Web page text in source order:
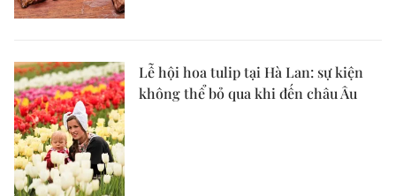
Lễ hội hoa tulip tại Hà Lan: sự kiện
không thể bỏ qua khi đến châu Âu